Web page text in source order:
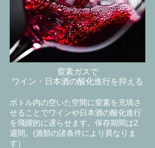
窒素ガスで
ワイン・日本酒の酸化進行を抑える
ボトル内の空いた空間に窒素を充填さ
せることでワインや日本酒の酸化進行
を飛躍的に遅らせます。保存期間は2
週間。(酒類の諸条件により異なりま
す）